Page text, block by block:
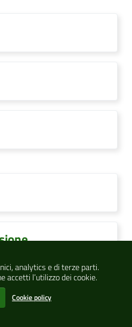
analytics e di terze parti.
accetti l’utilizzo dei cookie.
Cookie policy